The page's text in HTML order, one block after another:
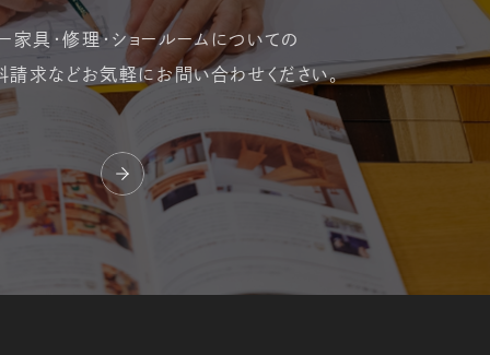
家具・修理・ ショールームについての
請求などお気軽にお問い合わせください。